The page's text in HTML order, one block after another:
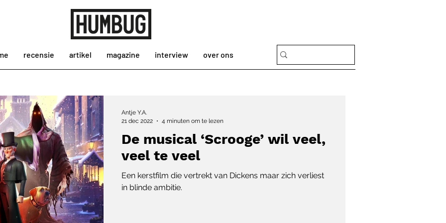
recensie artikel magazine interview over ons
De musical ‘Scrooge’ wil veel,
veel te veel
Een kerstfilm die vertrekt van Dickens maar zich verliest
in blinde ambitie.
Antje Y.A.
21 dec 2022
4 minuten om te lezen